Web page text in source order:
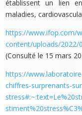
établissent un lien
maladies,
https://www.ifop.com/
content/uploads/2022/
(Consulté le 15 mars
https://
chiffres-surprenants-